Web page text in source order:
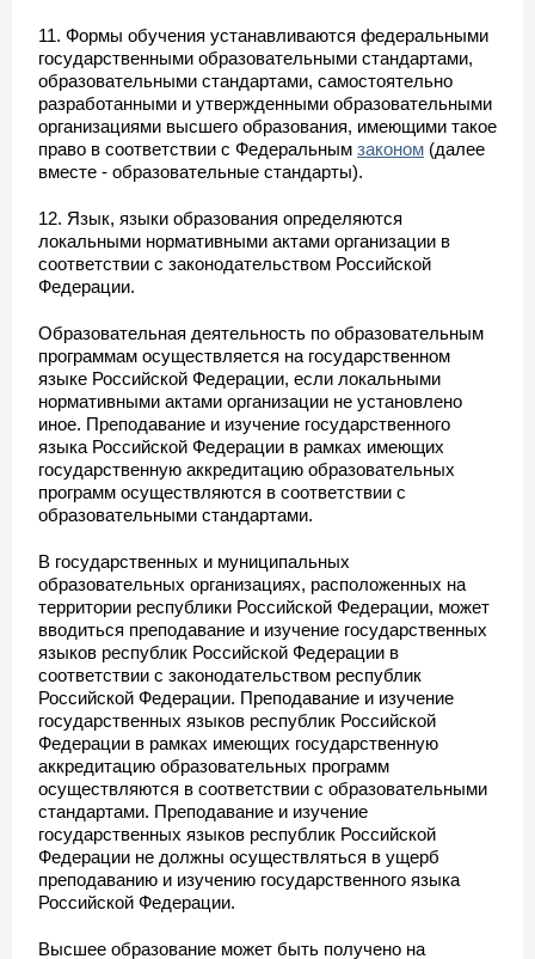
11. Формы обучения устанавливаются федеральными
государственными образовательными стандартами,
образовательными стандартами, самостоятельно
разработанными и утвержденными образовательными
организациями высшего образования, имеющими такое
право в соответствии с Федеральным законом (далее
вместе - образовательные стандарты).
12. Язык, языки образования определяются
локальными нормативными актами организации в
соответствии с законодательством Российской
Федерации.
Образовательная деятельность по образовательным
программам осуществляется на государственном
языке Российской Федерации, если локальными
нормативными актами организации не установлено
иное. Преподавание и изучение государственного
языка Российской Федерации в рамках имеющих
государственную аккредитацию образовательных
программ осуществляются в соответствии с
образовательными стандартами.
В государственных и муниципальных
образовательных организациях, расположенных на
территории республики Российской Федерации, может
вводиться преподавание и изучение государственных
языков республик Российской Федерации в
соответствии с законодательством республик
Российской Федерации. Преподавание и изучение
государственных языков республик Российской
Федерации в рамках имеющих государственную
аккредитацию образовательных программ
осуществляются в соответствии с образовательными
стандартами. Преподавание и изучение
государственных языков республик Российской
Федерации не должны осуществляться в ущерб
преподаванию и изучению государственного языка
Российской Федерации.
Высшее образование может быть получено на